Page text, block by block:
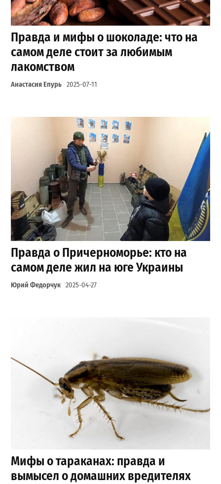
Правда и мифы о шоколаде: что на
самом деле стоит за любимым
лакомством
Анастасия Епурь 2025-07-11
Правда о Причерноморье: кто на
самом деле жил на юге Украины
Юрий Федорчук 2025-04-27
Мифы о тараканах: правда и
вымысел о домашних вредителях